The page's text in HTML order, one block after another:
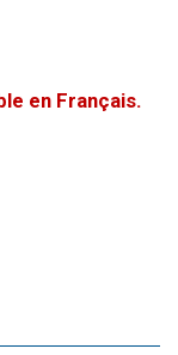
en Français.